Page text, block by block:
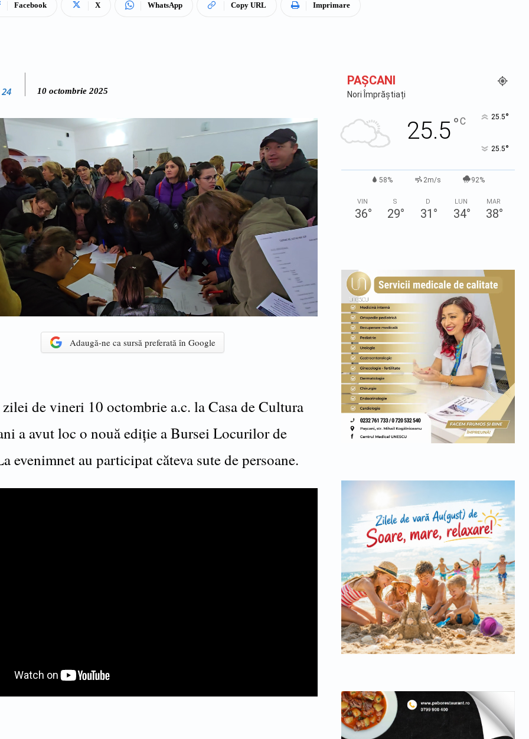
Facebook X WhatsApp Copy URL Imprimare
10 octombrie 2025
Adaugă-ne ca sursă preferată în Google
de vineri 10 octombrie a.c. la Casa de Cultura
a avut loc o nouă ediție a Bursei Locurilor de
evenimnet au participat căteva sute de persoane.
PAŞCANI
Nori Împrăștiați
25.5°C 25.5°
25.5°
58% 2m/s 92%
VIN
36°
S
29°
D
31 °
LUN
34°
MAR
38°